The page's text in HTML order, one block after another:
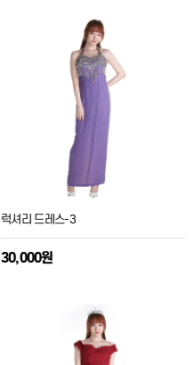
럭셔리 드레스-3
30,000원